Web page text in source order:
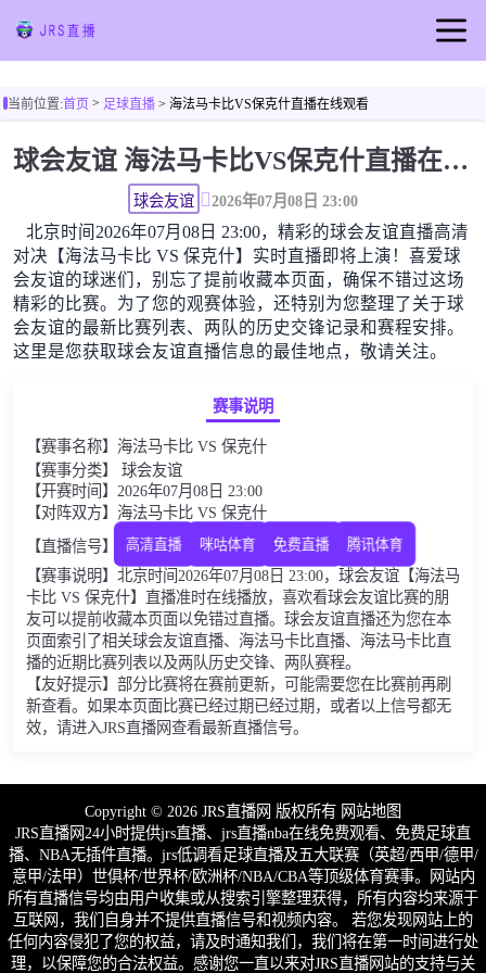
篮球直播
篮球视频
足球新闻
篮球新闻
当前位置:首页> 足球直播> 海法马卡比VS保克什直播在线观看
球会友谊 海法马卡比VS保克什直播在线观看高清无插件
球会友谊 2026年07月08日 23:00
北京时间2026年07月08日 23:00，精彩的球会友谊直播高清
对决【海法马卡比 VS 保克什】实时直播即将上演！喜爱球
会友谊的球迷们，别忘了提前收藏本页面，确保不错过这场
精彩的比赛。为了您的观赛体验，还特别为您整理了关于球
会友谊的最新比赛列表、两队的历史交锋记录和赛程安排。
这里是您获取球会友谊直播信息的最佳地点，敬请关注。
赛事说明
【赛事名称】海法马卡比 VS 保克什
【赛事分类】 球会友谊
【开赛时间】2026年07月08日 23:00
【对阵双方】海法马卡比 VS 保克什
【直播信号】
高清直播 咪咕体育 免费直播 腾讯体育
【赛事说明】北京时间2026年07月08日 23:00，球会友谊【海法马
卡比 VS 保克什】直播准时在线播放，喜欢看球会友谊比赛的朋
友可以提前收藏本页面以免错过直播。球会友谊直播还为您在本
页面索引了相关球会友谊直播、海法马卡比直播、海法马卡比直
播的近期比赛列表以及两队历史交锋、两队赛程。
【友好提示】部分比赛将在赛前更新，可能需要您在比赛前再刷
新查看。如果本页面比赛已经过期已经过期，或者以上信号都无
效，请进入JRS直播网查看最新直播信号。
Copyright © 2026 JRS直播网 版权所有 网站地图
JRS直播网24小时提供jrs直播、jrs直播nba在线免费观看、免费足球直
播、NBA无插件直播。jrs低调看足球直播及五大联赛（英超/西甲/德甲/
意甲/法甲）世俱杯/世界杯/欧洲杯/NBA/CBA等顶级体育赛事。网站内
所有直播信号均由用户收集或从搜索引擎整理获得，所有内容均来源于
互联网，我们自身并不提供直播信号和视频内容。 若您发现网站上的
任何内容侵犯了您的权益，请及时通知我们，我们将在第一时间进行处
理，以保障您的合法权益。感谢您一直以来对JRS直播网站的支持与关